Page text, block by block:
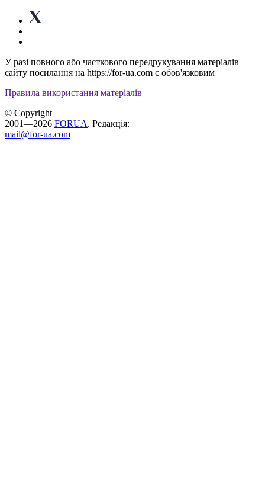
У разі повного або часткового передрукування матеріалів
сайту посилання на https://for-ua.com є обов'язковим
Правила використання матеріалів
© Copyright
2001—2026 FORUA. Редакція:
mail@for-ua.com